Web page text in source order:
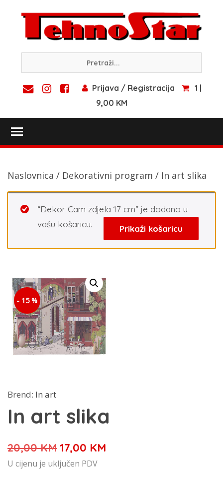
content
Prijava / Registracija
1 |
9,00 KM
Naslovnica / Dekorativni program / In art slika
“Dekor Cam zdjela 17 cm” je dodano u
vašu košaricu.
Prikaži košaricu
- 15 %
Brend: In art
In art slika
20,00KM Izvorna
cijena
17,00 KM
U cijenu je uključen PDV